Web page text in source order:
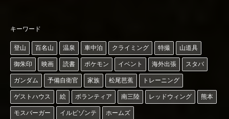
キーワード
登山 百名山 温泉 車中泊 クライミング 特撮 山道具
御朱印 映画 読書 ポケモン イベント 海外出張 スタバ
ガンダム 予備自衛官 家族 松尾芭蕉 トレーニング
ゲストハウス 絵 ボランティア 南三陸 レッドウィング 熊本
モスバーガー イルビゾンテ ホームズ